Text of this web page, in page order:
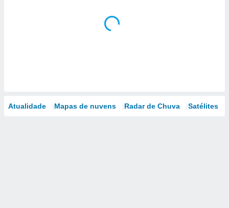
Atualidade Mapas de nuvens Radar de Chuva Satélites